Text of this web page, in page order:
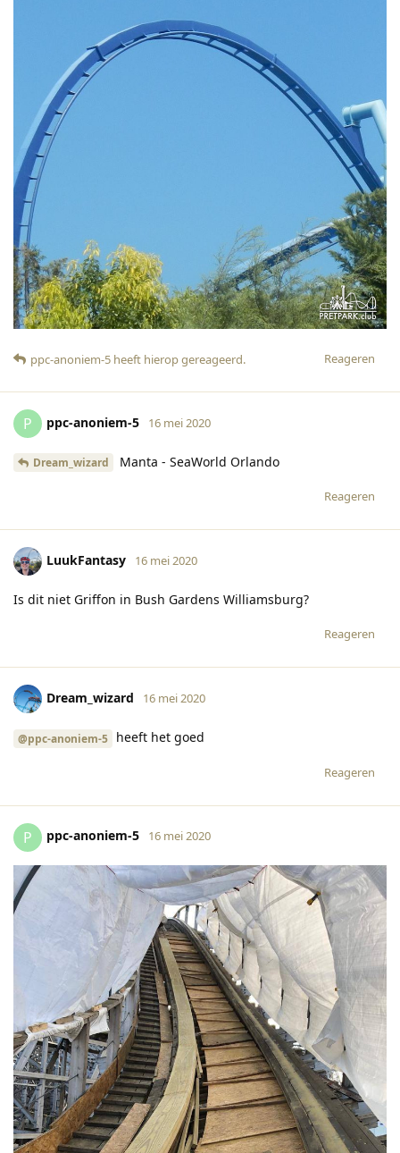
Reageren
ppc-anoniem-5 heeft hierop gereageerd.
P ppc-anoniem-5 16 mei 2020
Dream_wizard Manta - SeaWorld Orlando
Reageren
LuukFantasy 16 mei 2020
Is dit niet Griffon in Bush Gardens Williamsburg?
Reageren
Dream_wizard 16 mei 2020
@ppc-anoniem-5 heeft het goed
Reageren
P ppc-anoniem-5 16 mei 2020